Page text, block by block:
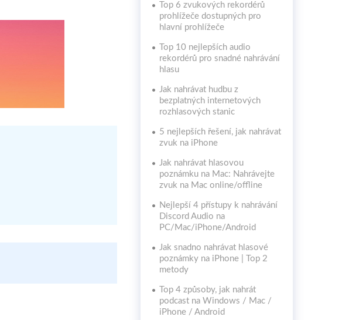
Top 6 zvukových rekordérů
prohlížeče dostupných pro
hlavní prohlížeče
Top 10 nejlepších audio
rekordérů pro snadné nahrávání
hlasu
Jak nahrávat hudbu z
bezplatných internetových
rozhlasových stanic
5 nejlepších řešení, jak nahrávat
zvuk na iPhone
Jak nahrávat hlasovou
poznámku na Mac: Nahrávejte
zvuk na Mac online/offline
Nejlepší 4 přístupy k nahrávání
Discord Audio na
PC/Mac/iPhone/Android
Jak snadno nahrávat hlasové
poznámky na iPhone | Top 2
metody
Top 4 způsoby, jak nahrát
podcast na Windows / Mac /
iPhone / Android